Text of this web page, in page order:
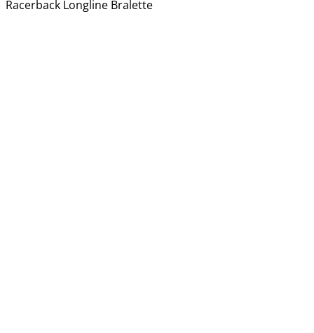
Racerback Longline Bralette